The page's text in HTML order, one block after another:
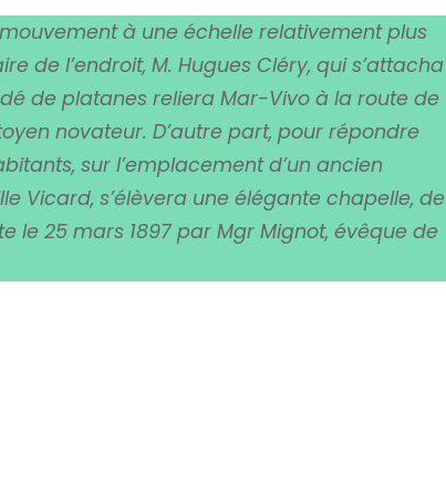
à une échelle relativement plus
de l’endroit, M. Hugues Cléry, qui s’attacha
de platanes reliera Mar-Vivo à la route de
novateur. D’autre part, pour répondre
sur l’emplacement d’un ancien
Vicard, s’élèvera une élégante chapelle, de
le 25 mars 1897 par Mgr Mignot, évêque de